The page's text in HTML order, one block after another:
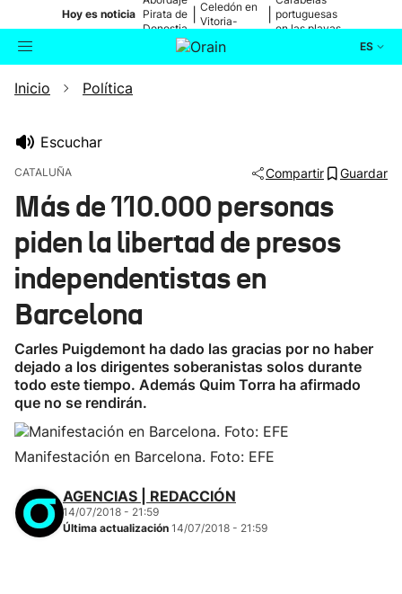
Hoy es noticia Pirata de
Donostia
Celedón en
Vitoria-
portuguesas
en las playas
ES
Buscador
Ikusmiran
Eguraldia
Inicio Política
Escuchar
CATALUÑA Compartir Guardar
Más de 110.000 personas
piden la libertad de presos
independentistas en
Barcelona
Carles Puigdemont ha dado las gracias por no haber
dejado a los dirigentes soberanistas solos durante
todo este tiempo. Además Quim Torra ha afirmado
que no se rendirán.
Manifestación en Barcelona. Foto: EFE
AGENCIAS | REDACCIÓN
14/07/2018 - 21:59
Última actualización 14/07/2018 - 21:59